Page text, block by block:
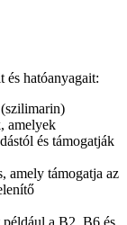
és hatóanyagait:
amelyek
és támogatják
amely támogatja az
a B2, B6 és